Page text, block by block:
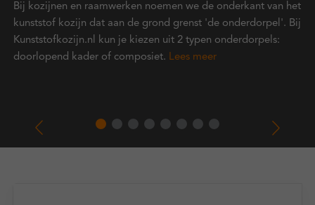
Bij kozijnen en raamwerken noemen we de onderkant van het
kunststof kozijn dat aan de grond grenst 'de onderdorpel'. Bij
Kunststofkozijn.nl kun je kiezen uit 2 typen onderdorpels:
doorlopend kader of composiet. Lees meer